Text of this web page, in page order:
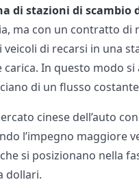
di stazioni di scambio
ma con un contratto di
di recarsi in una
In questo modo
di un flusso
cinese dell’auto
l’impegno maggiore
si posizionano nella
dollari.